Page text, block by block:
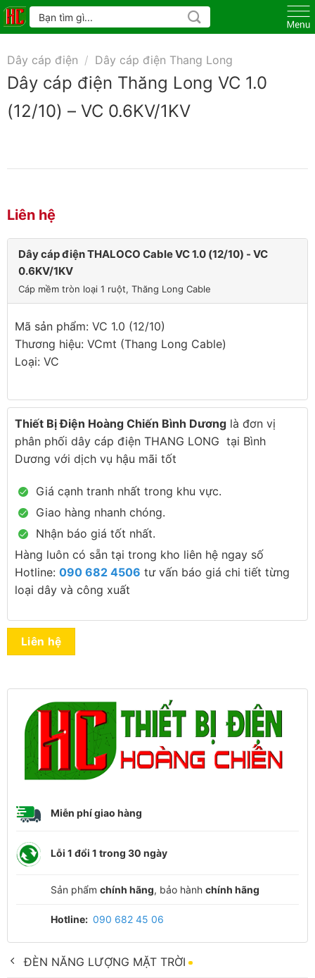
Skip
to
Tìm
kiếm:
Dây cáp điện / Dây cáp điện Thang Long
Dây cáp điện Thăng Long VC 1.0
(12/10) – VC 0.6KV/1KV
Liên hệ
Dây cáp điện THALOCO Cable VC 1.0 (12/10) - VC
0.6KV/1KV
Cáp mềm tròn loại 1 ruột, Thăng Long Cable
Mã sản phẩm: VC 1.0 (12/10)
Thương hiệu: VCmt (Thang Long Cable)
Loại: VC
Thiết Bị Điện Hoàng Chiến Bình Dương là đơn vị
phân phối dây cáp điện THANG LONG tại Bình
Dương với dịch vụ hậu mãi tốt
Giá cạnh tranh nhất trong khu vực.
Giao hàng nhanh chóng.
Nhận báo giá tốt nhất.
Hàng luôn có sẵn tại trong kho liên hệ ngay số
Hotline: 090 682 4506 tư vấn báo giá chi tiết từng
loại dây và công xuất
Liên hệ
Miễn phí giao hàng
Lỗi 1 đổi 1 trong 30 ngày
Sản phẩm chính hãng, bảo hành chính hãng
Hotline: 090 682 45 06
ĐÈN NĂNG LƯỢNG MẶT TRỜI